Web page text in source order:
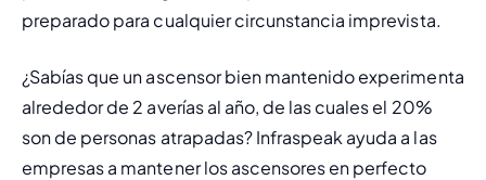
preparado para cualquier circunstancia imprevista.
¿Sabías que un ascensor bien mantenido experimenta
alrededor de 2 averías al año, de las cuales el 20%
son de personas atrapadas? Infraspeak ayuda a las
empresas a mantener los ascensores en perfecto